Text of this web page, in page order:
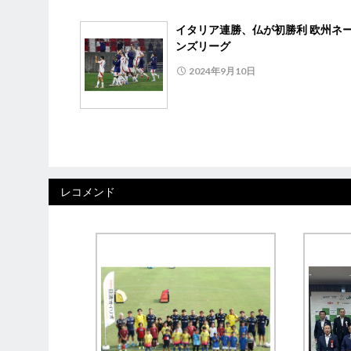
イタリア連勝、仏が初勝利 欧州ネ
ンズリーグ
2024年9月10日
レコメンド